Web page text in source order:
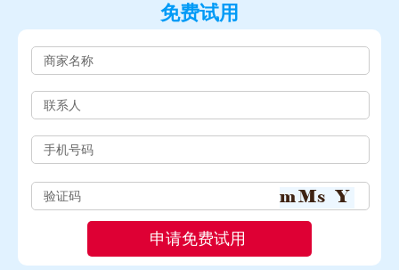
免费试用